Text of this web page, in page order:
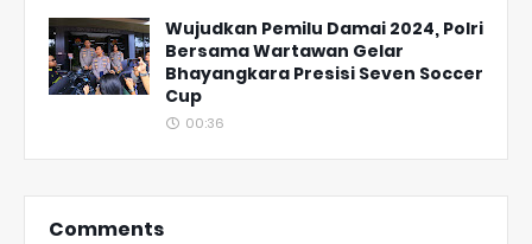
Wujudkan Pemilu Damai 2024, Polri
Bersama Wartawan Gelar
Bhayangkara Presisi Seven Soccer
Cup
00:36
Comments